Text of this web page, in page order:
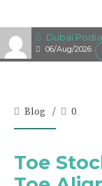
Dubai
06/Aug/2026
Blog 0
Toe